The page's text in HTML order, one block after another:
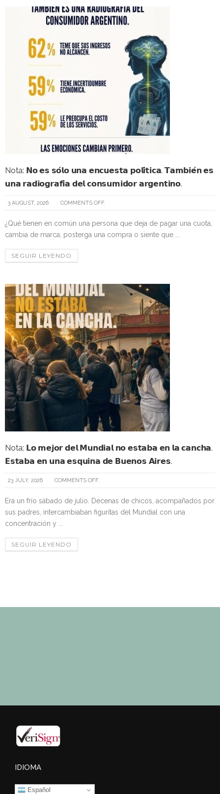
Nota: 𝗡𝗼 𝗲𝘀 𝘀𝗼́𝗹𝗼 𝘂𝗻𝗮 𝗲𝗻𝗰𝘂𝗲𝘀𝘁𝗮 𝗽𝗼𝗹𝗶́𝘁𝗶𝗰𝗮. 𝗧𝗮𝗺𝗯𝗶𝗲́𝗻 𝗲𝘀
𝘂𝗻𝗮 𝗿𝗮𝗱𝗶𝗼𝗴𝗿𝗮𝗳𝗶́𝗮 𝗱𝗲𝗹 𝗰𝗼𝗻𝘀𝘂𝗺𝗶𝗱𝗼𝗿 𝗮𝗿𝗴𝗲𝗻𝘁𝗶𝗻𝗼.
3 AUGUST, 2026 COMMENTS OFF.
¿Qué tienen en común una persona que deja de pagar una cuota,
cambia de marca, posterga una compra o siente que ...
SEGUIR LEYENDO
Nota: 𝗟𝗼 𝗺𝗲𝗷𝗼𝗿 𝗱𝗲𝗹 𝗠𝘂𝗻𝗱𝗶𝗮𝗹 𝗻𝗼 𝗲𝘀𝘁𝗮𝗯𝗮 𝗲𝗻 𝗹𝗮 𝗰𝗮𝗻𝗰𝗵𝗮.
𝗘𝘀𝘁𝗮𝗯𝗮 𝗲𝗻 𝘂𝗻𝗮 𝗲𝘀𝗾𝘂𝗶𝗻𝗮 𝗱𝗲 𝗕𝘂𝗲𝗻𝗼𝘀 𝗔𝗶𝗿𝗲𝘀.
23 JULY, 2026 COMMENTS OFF.
Era un frío sábado de julio. Decenas de chicos, acompañados por
sus padres, intercambiaban figuritas del Mundial con una
concentración y ...
SEGUIR LEYENDO
IDIOMA
Español